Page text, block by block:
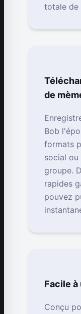
totale de
de
Bob
formats
social ou
groupe.
rapides
pouvez
Facile
Conçu